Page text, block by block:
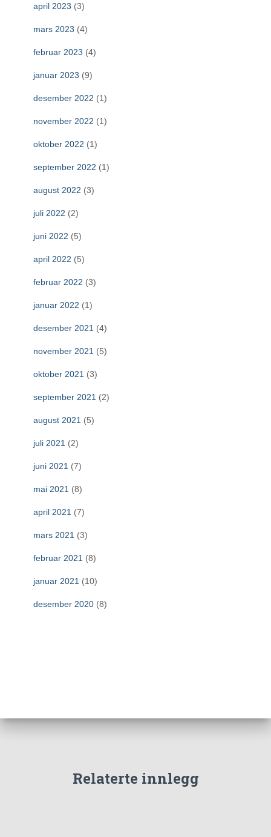
april 2023 (3)
mars 2023 (4)
februar 2023 (4)
januar 2023 (9)
desember 2022 (1)
november 2022 (1)
oktober 2022 (1)
september 2022 (1)
august 2022 (3)
juli 2022 (2)
juni 2022 (5)
april 2022 (5)
februar 2022 (3)
januar 2022 (1)
desember 2021 (4)
november 2021 (5)
oktober 2021 (3)
september 2021 (2)
august 2021 (5)
juli 2021 (2)
juni 2021 (7)
mai 2021 (8)
april 2021 (7)
mars 2021 (3)
februar 2021 (8)
januar 2021 (10)
desember 2020 (8)
Relaterte innlegg